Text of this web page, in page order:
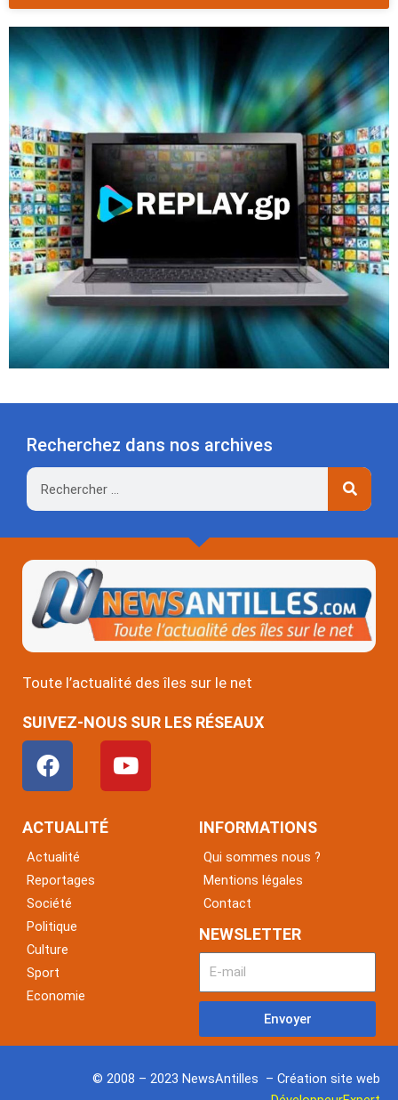
Recherchez dans nos archives
Rechercher
Toute l’actualité des îles sur le net
SUIVEZ-NOUS SUR LES RÉSEAUX
F
a
c
e
o
o
k
Y
o
u
ACTUALITÉ
Actualité
Reportages
Société
Politique
Culture
Sport
Economie
INFORMATIONS
Qui sommes nous ?
Mentions légales
Contact
NEWSLETTER
Envoyer
© 2008 – 2023 NewsAntilles – Création site web